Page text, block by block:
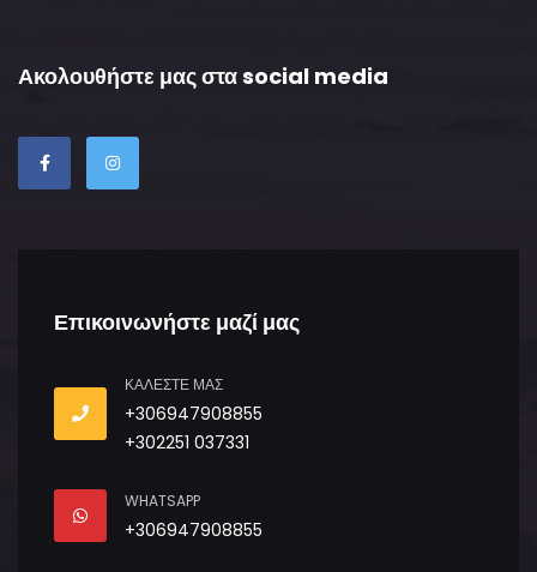
Ακολουθήστε μας στα social media
Επικοινωνήστε μαζί μας
ΚΑΛΈΣΤΕ ΜΑΣ
+306947908855
+302251 037331
WHATSAPP
+306947908855